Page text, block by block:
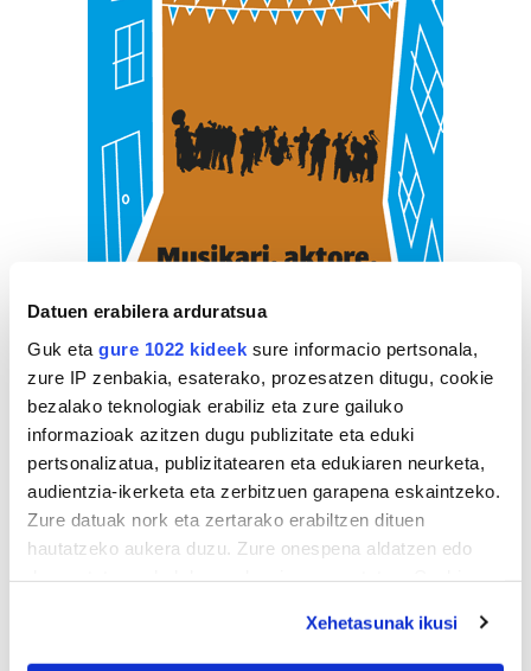
Datuen erabilera arduratsua
Guk eta gure 1022 kideek sure informacio pertsonala,
zure IP zenbakia, esaterako, prozesatzen ditugu, cookie
bezalako teknologiak erabiliz eta zure gailuko
informazioak azitzen dugu publizitate eta eduki
pertsonalizatua, publizitatearen eta edukiaren neurketa,
audientzia-ikerketa eta zerbitzuen garapena eskaintzeko.
Zure datuak nork eta zertarako erabiltzen dituen
hautatzeko aukera duzu. Zure onespena aldatzen edo
If you allow, we would also like to:
Xehetasunak ikusi